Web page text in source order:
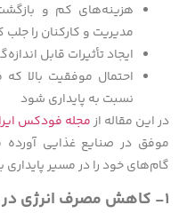
هزینه‌های کم و
مدیریت و کارکنان را جلب
ایجاد تأثیرات قابل
احتمال موفقیت بالا
نسبت به پایداری شود
در این مقاله ازمجله فودکس
موفق در صنایع غذایی
گام‌های خود را در مسیر پایداری
۱- کاهش مصرف انرژی در صنایع غذایی